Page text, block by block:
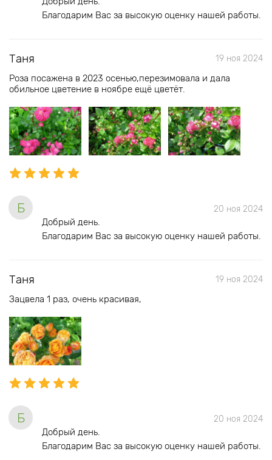
Благодарим Вас за высокую оценку нашей работы.
Таня 19 ноя 2024
Роза посажена в 2023 осенью,перезимовала и дала
обильное цветение в ноябре ещё цветёт.
Б 20 ноя 2024
Добрый день.
Благодарим Вас за высокую оценку нашей работы.
Таня 19 ноя 2024
Зацвела 1 раз, очень красивая,
Б 20 ноя 2024
Добрый день.
Благодарим Вас за высокую оценку нашей работы.